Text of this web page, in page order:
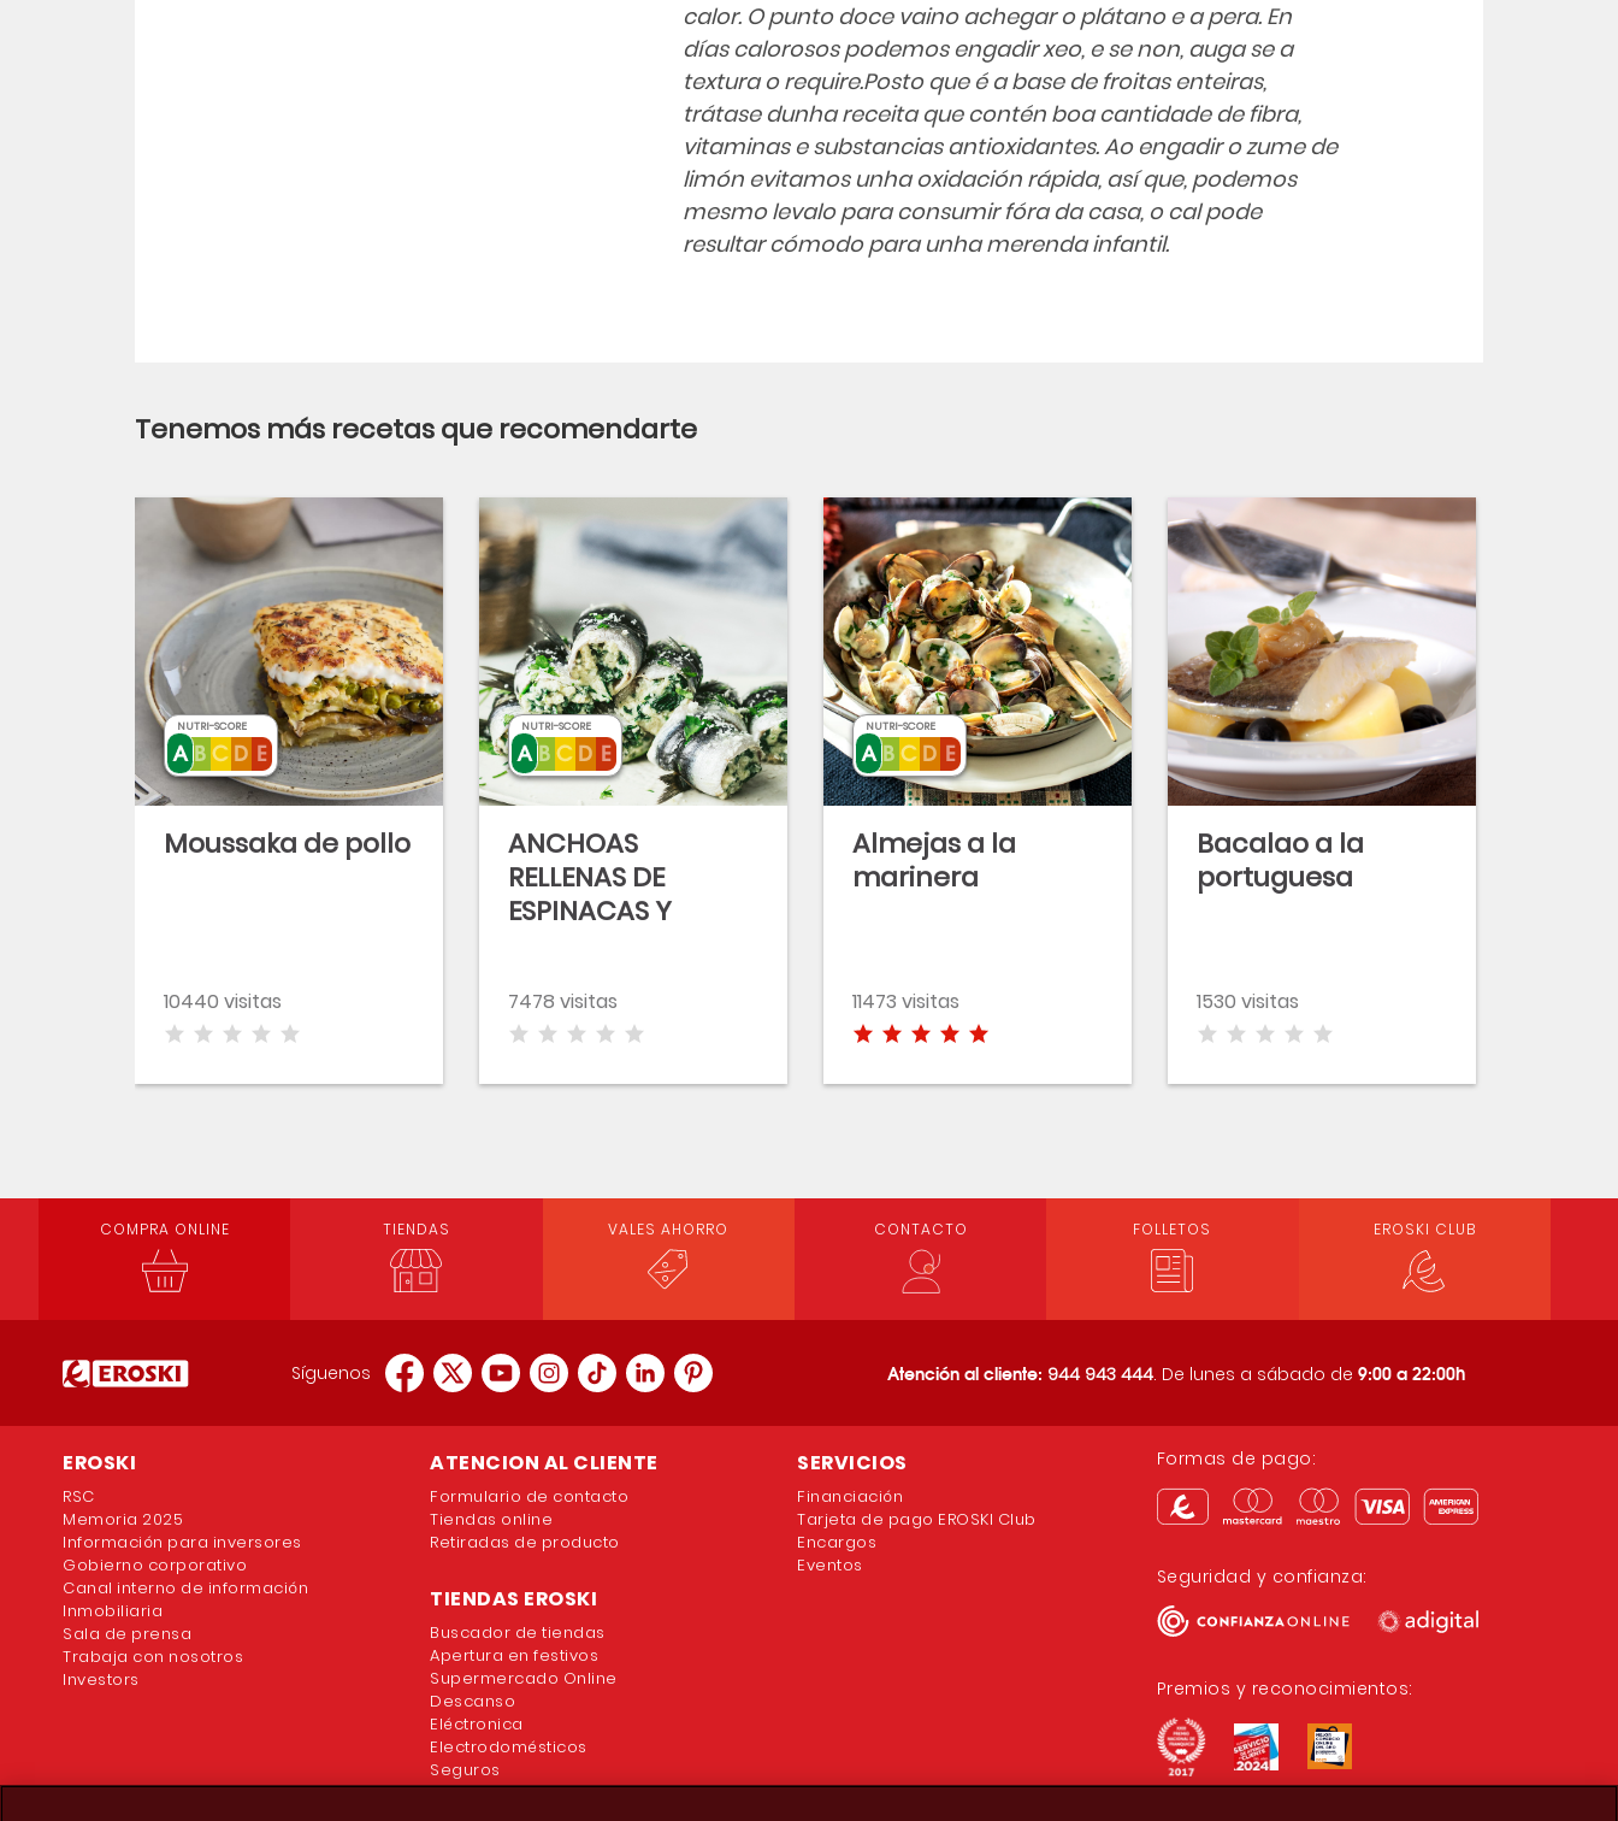
calor. O punto doce vaino achegar o plátano e a pera. En
días calorosos podemos engadir xeo, e se non, auga se a
textura o require.Posto que é a base de froitas enteiras,
trátase dunha receita que contén boa cantidade de fibra,
vitaminas e substancias antioxidantes. Ao engadir o zume de
limón evitamos unha oxidación rápida, así que, podemos
mesmo levalo para consumir fóra da casa, o cal pode
resultar cómodo para unha merenda infantil.
Tenemos más recetas que recomendarte
Moussaka de pollo
10440 visitas
NUTRI-SCORE
ANCHOAS
RELLENAS DE
ESPINACAS Y
7478 visitas
NUTRI-SCORE
Almejas a la
marinera
11473 visitas
NUTRI-SCORE
Bacalao a la
portuguesa
1530 visitas
COMPRA ONLINE TIENDAS VALES AHORRO CONTACTO FOLLETOS EROSKI CLUB
Síguenos Atención al cliente: 944 943 444. De lunes a sábado de 9:00 a 22:00h
EROSKI
RSC
Memoria 2025
Información para inversores
Gobierno corporativo
Canal interno de información
Inmobiliaria
Sala de prensa
Trabaja con nosotros
Investors
ATENCION AL CLIENTE
Formulario de contacto
Tiendas online
Retiradas de producto
TIENDAS EROSKI
Buscador de tiendas
Apertura en festivos
Supermercado Online
Descanso
Eléctronica
Electrodomésticos
Seguros
SERVICIOS
Financiación
Tarjeta de pago EROSKI Club
Encargos
Eventos
Formas de pago:
Seguridad y confianza:
Premios y reconocimientos: